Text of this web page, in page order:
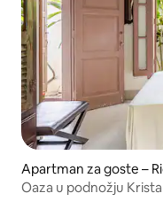
Apartman za goste –
Oaza u podnožju